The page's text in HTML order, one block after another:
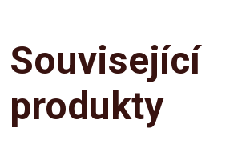
Související
produkty